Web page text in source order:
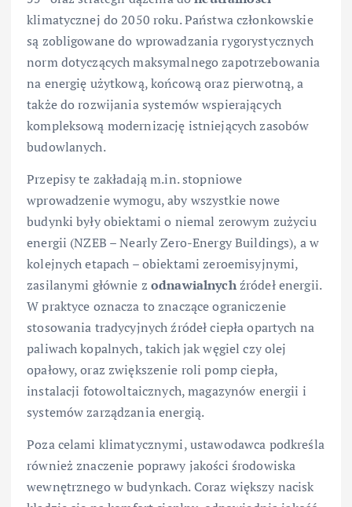
klimatycznej do 2050 roku. Państwa członkowskie
są zobligowane do wprowadzania rygorystycznych
norm dotyczących maksymalnego zapotrzebowania
na energię użytkową, końcową oraz pierwotną, a
także do rozwijania systemów wspierających
kompleksową modernizację istniejących zasobów
budowlanych.
Przepisy te zakładają m.in. stopniowe
wprowadzenie wymogu, aby wszystkie nowe
budynki były obiektami o niemal zerowym zużyciu
energii (NZEB – Nearly Zero-Energy Buildings), a w
kolejnych etapach – obiektami zeroemisyjnymi,
zasilanymi głównie zodnawialnychźródeł energii.
W praktyce oznacza to znaczące ograniczenie
stosowania tradycyjnych źródeł ciepła opartych na
paliwach kopalnych, takich jak węgiel czy olej
opałowy, oraz zwiększenie roli pomp ciepła,
instalacji fotowoltaicznych, magazynów energii i
systemów zarządzania energią.
Poza celami klimatycznymi, ustawodawca podkreśla
również znaczenie poprawy jakości środowiska
wewnętrznego w budynkach. Coraz większy nacisk